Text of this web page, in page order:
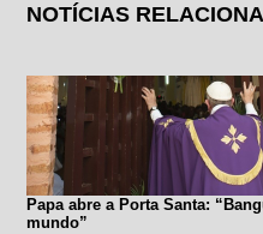
NOTÍCIAS
Papa abre a Porta Santa:
mundo”